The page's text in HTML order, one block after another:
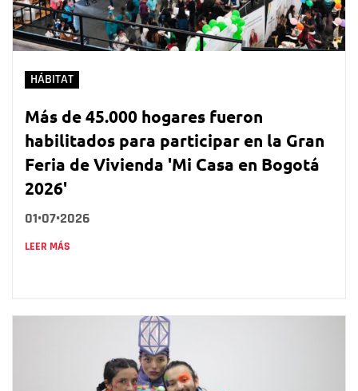
HÁBITAT
Más de 45.000 hogares fueron
habilitados para participar en la Gran
Feria de Vivienda 'Mi Casa en Bogotá
2026'
01•07•2026
LEER MÁS